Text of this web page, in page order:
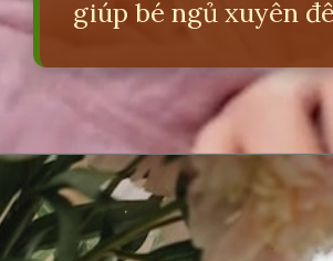
giúp bé ngủ xuyên
Đang mở